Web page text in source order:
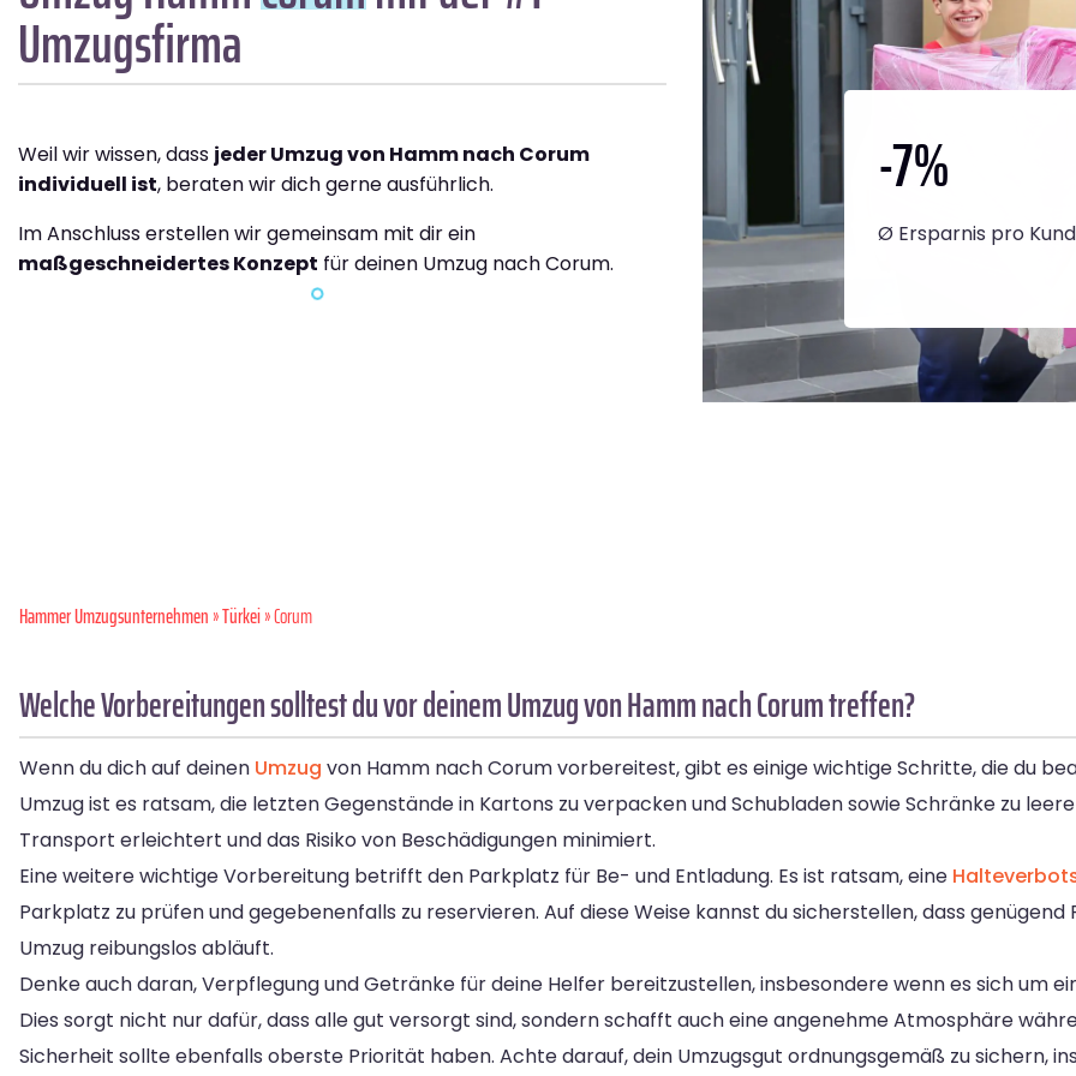
Umzugsfirma
Weil wir wissen, dass jeder Umzug von Hamm nach Corum
individuell ist, beraten wir dich gerne ausführlich.
Im Anschluss erstellen wir gemeinsam mit dir ein
maßgeschneidertes Konzept für deinen Umzug nach Corum.
-7%
Ø Ersparnis pro
Hammer Umzugsunternehmen»Türkei» Corum
Welche Vorbereitungen solltest du vor deinem Umzug von Hamm nach Corum treffen?
Wenn du dich auf deinen Umzug von Hamm nach Corum vorbereitest, gibt es einige wichtige Schritte, die du
Umzug ist es ratsam, die letzten Gegenstände in Kartons zu verpacken und Schubladen sowie Schränke zu
Transport erleichtert und das Risiko von Beschädigungen minimiert.
Eine weitere wichtige Vorbereitung betrifft den Parkplatz für Be- und Entladung. Es ist ratsam, eine
Parkplatz zu prüfen und gegebenenfalls zu reservieren. Auf diese Weise kannst du sicherstellen, dass
Umzug reibungslos abläuft.
Denke auch daran, Verpflegung und Getränke für deine Helfer bereitzustellen, insbesondere wenn es sich um
Dies sorgt nicht nur dafür, dass alle gut versorgt sind, sondern schafft auch eine angenehme Atmosphäre
Sicherheit sollte ebenfalls oberste Priorität haben. Achte darauf, dein Umzugsgut ordnungsgemäß zu sichern,